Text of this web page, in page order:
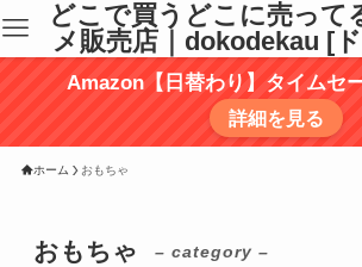
どこで買うどこに売って
メ販売店｜dokodekau [
Amazon【日替わり】タイムセ
詳細を見る
ホーム おもちゃ
おもちゃ – category –